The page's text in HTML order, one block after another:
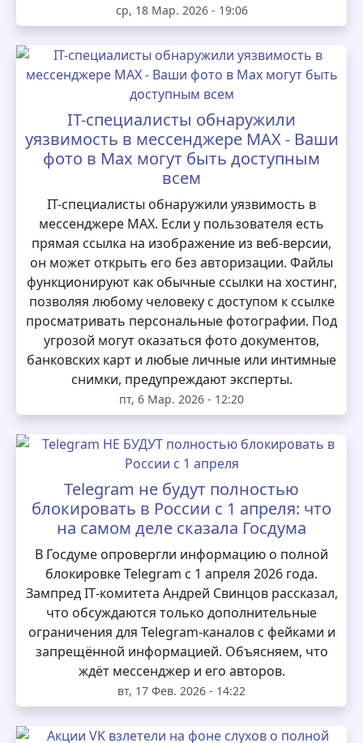
ср, 18 Мар. 2026 - 19:06
IT-специалисты обнаружили
уязвимость в мессенджере MAX - Ваши
фото в Max могут быть доступным
всем
IT-специалисты обнаружили уязвимость в
мессенджере MAX. Если у пользователя есть
прямая ссылка на изображение из веб-версии,
он может открыть его без авторизации. Файлы
функционируют как обычные ссылки на хостинг,
позволяя любому человеку с доступом к ссылке
просматривать персональные фотографии. Под
угрозой могут оказаться фото документов,
банковских карт и любые личные или интимные
снимки, предупреждают эксперты.
пт, 6 Мар. 2026 - 12:20
Telegram не будут полностью
блокировать в России с 1 апреля: что
на самом деле сказала Госдума
В Госдуме опровергли информацию о полной
блокировке Telegram с 1 апреля 2026 года.
Зампред IT‑комитета Андрей Свинцов рассказал,
что обсуждаются только дополнительные
ограничения для Telegram‑каналов с фейками и
запрещённой информацией. Объясняем, что
ждёт мессенджер и его авторов.
вт, 17 Фев. 2026 - 14:22